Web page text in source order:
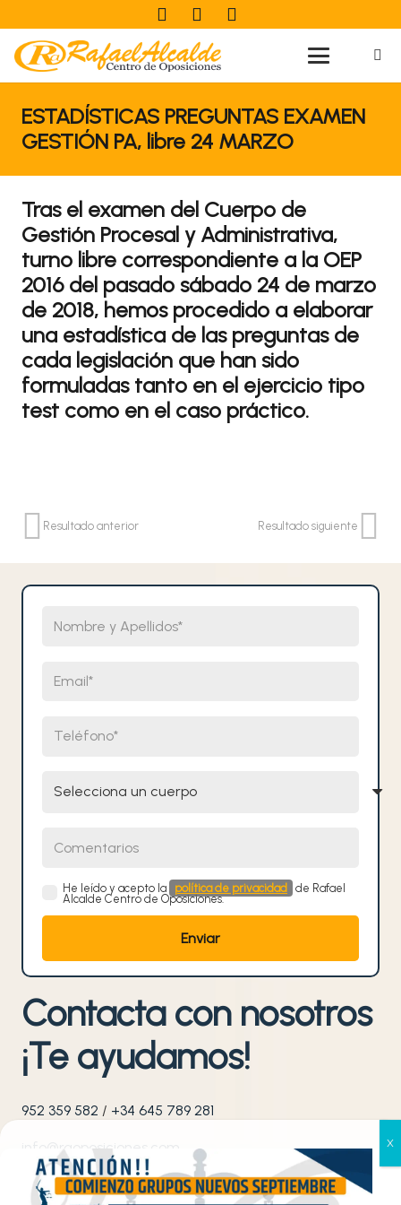
Gestionar el consentimiento
de las cookies
ESTADÍSTICAS PREGUNTAS EXAMEN
GESTIÓN PA, libre 24 MARZO
Tras el examen del Cuerpo de
Gestión Procesal y Administrativa,
turno libre correspondiente a la OEP
2016 del pasado sábado 24 de marzo
de 2018, hemos procedido a elaborar
una estadística de las preguntas de
cada legislación que han sido
formuladas tanto en el ejercicio tipo
test como en el caso práctico.
Resultado anterior Resultado siguiente
He leído y acepto la política de privacidad
de Rafael
Alcalde Centro de Oposiciones.
Contacta con nosotros
¡Te ayudamos!
952 359 582 / +34 645 789 281
info@raoposiciones.com
Avenida de las Américas No3, Edificio América; bloque